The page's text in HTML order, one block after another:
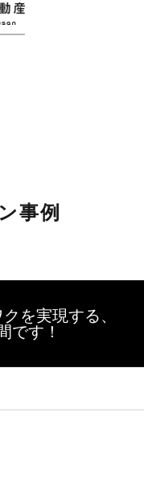
事例
を実現する、
です！